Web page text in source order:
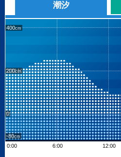
潮汐
400
200
0
-80
0:00
6:00 12:00